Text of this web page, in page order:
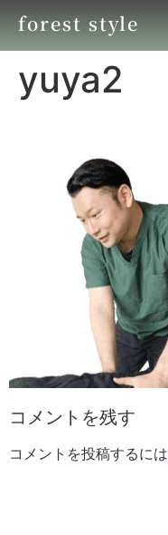
forest style
yuya2
コメントを残す
コメントを投稿するには